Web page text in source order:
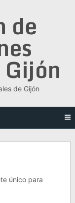
de
de Gijón
único para